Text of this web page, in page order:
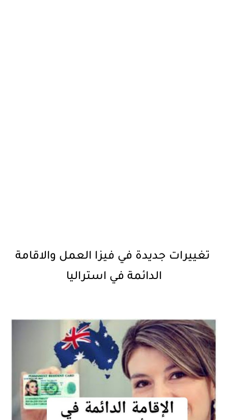
تغييرات جديدة في فيزا العمل والاقامة
الدائمة في استراليا